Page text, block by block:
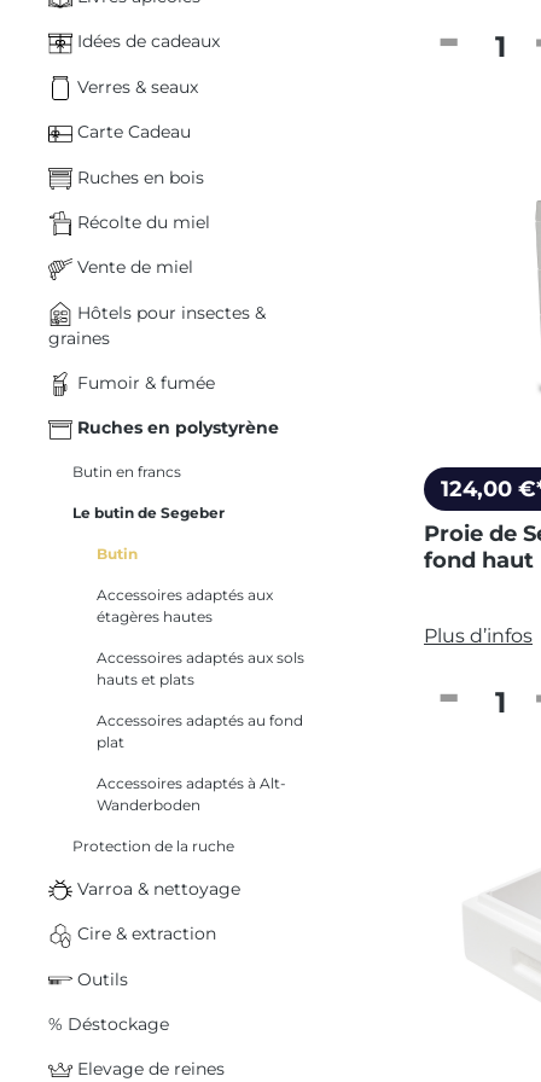
Idées de cadeaux
Verres & seaux
Carte Cadeau
Ruches en bois
Récolte du miel
Vente de miel
Hôtels pour insectes &
graines
Fumoir & fumée
Ruches en polystyrène
Butin en francs
Le butin de Segeber
Butin
Accessoires adaptés aux
étagères hautes
Accessoires adaptés aux sols
hauts et plats
Accessoires adaptés au fond
plat
Accessoires adaptés à Alt-
Wanderboden
Protection de la ruche
Varroa & nettoyage
Cire & extraction
Outils
% Déstockage
Elevage de reines
124,00
Proie de
fond haut
Plus d’infos